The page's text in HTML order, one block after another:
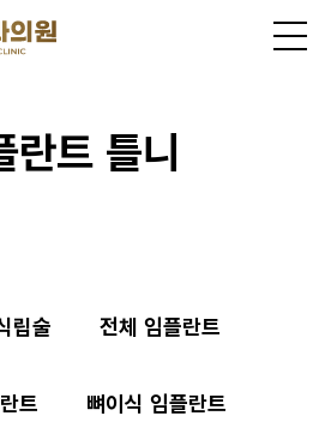
란트 틀니
립술 전체 임플란트
트 뼈이식 임플란트